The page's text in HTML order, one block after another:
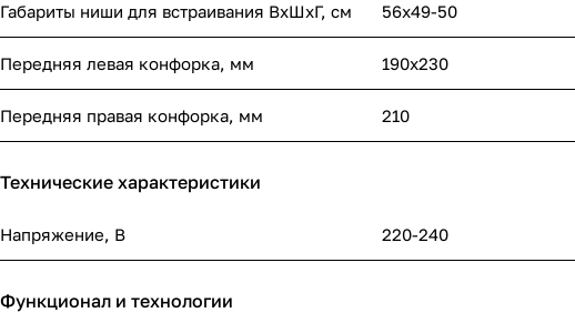
Габариты ниши для встраивания ВхШхГ, cм 56х49-50
Передняя левая конфорка, мм 190х230
Передняя правая конфорка, мм 210
Технические характеристики
Напряжение, В 220-240
Функционал и технологии